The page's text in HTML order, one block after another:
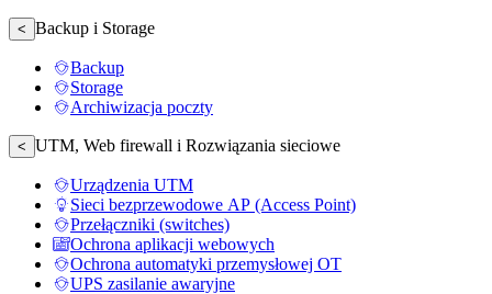
< Backup i Storage
Backup
Storage
Archiwizacja poczty
< UTM, Web firewall i Rozwiązania sieciowe
Urządzenia UTM
Sieci bezprzewodowe AP (Access Point)
Przełączniki (switches)
Ochrona aplikacji webowych
Ochrona automatyki przemysłowej OT
UPS zasilanie awaryjne